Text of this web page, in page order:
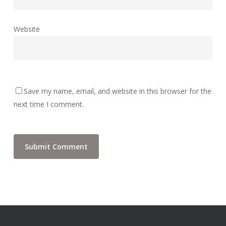
Website
Save my name, email, and website in this browser for the
next time I comment.